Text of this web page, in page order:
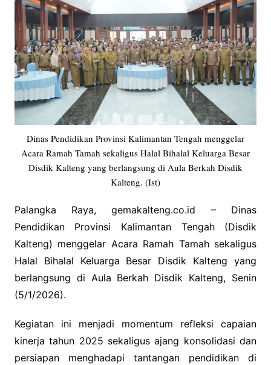
Dinas Pendidikan Provinsi Kalimantan Tengah menggelar
Acara Ramah Tamah sekaligus Halal Bihalal Keluarga Besar
Disdik Kalteng yang berlangsung di Aula Berkah Disdik
Kalteng. (Ist)
Palangka Raya, gemakalteng.co.id – Dinas
Pendidikan Provinsi Kalimantan Tengah (Disdik
Kalteng) menggelar Acara Ramah Tamah sekaligus
Halal Bihalal Keluarga Besar Disdik Kalteng yang
berlangsung di Aula Berkah Disdik Kalteng, Senin
(5/1/2026).
Kegiatan ini menjadi momentum refleksi capaian
kinerja tahun 2025 sekaligus ajang konsolidasi dan
persiapan menghadapi tantangan pendidikan di